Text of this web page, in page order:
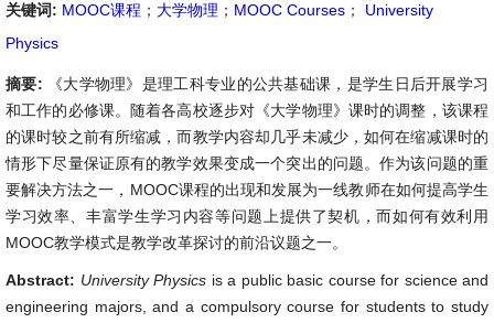
关键词: MOOC课程 ； 大学物理 ； MOOC Courses ；
University
Physics
摘要:
《大学物理》是理工科专业的公共基础课，是学生日后开展学习
和工作的必修课。随着各高校逐步对《大学物理》课时的调整，该课程
的课时较之前有所缩减，而教学内容却几乎未减少，如何在缩减课时的
情形下尽量保证原有的教学效果变成一个突出的问题。作为该问题的重
要解决方法之一，MOOC课程的出现和发展为一线教师在如何提高学生
学习效率、丰富学生学习内容等问题上提供了契机，而如何有效利用
MOOC教学模式是教学改革探讨的前沿议题之一。
Abstract: University Physics is a public basic course for science and
engineering majors, and a compulsory course for students to study